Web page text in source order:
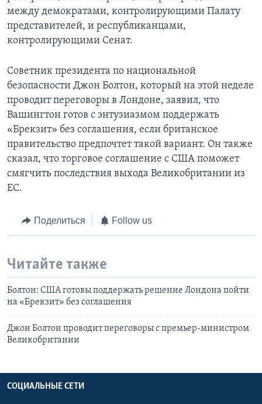
между демократами, контролирующими Палату
представителей, и республиканцами,
контролирующими Сенат.
Советник президента по национальной
безопасности Джон Болтон, который на этой неделе
проводит переговоры в Лондоне, заявил, что
Вашингтон готов с энтузиазмом поддержать
«Брекзит» без соглашения, если британское
правительство предпочтет такой вариант. Он также
сказал, что торговое соглашение с США поможет
смягчить последствия выхода Великобритании из
ЕС.
Поделиться Follow us
Читайте также
Болтон: США готовы поддержать решение Лондона пойти
на «Брекзит» без соглашения
Джон Болтон проводит переговоры с премьер-министром
Великобритании
СОЦИАЛЬНЫЕ СЕТИ